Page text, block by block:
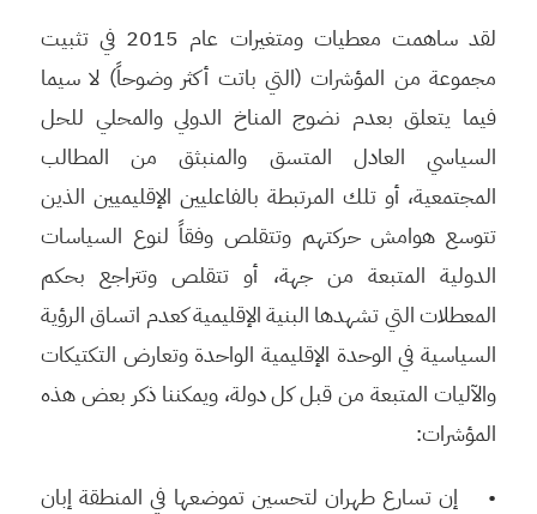
لقد ساهمت معطيات ومتغيرات عام 2015 في تثبيت
مجموعة من المؤشرات (التي باتت أكثر وضوحاً) لا سيما
فيما يتعلق بعدم نضوج المناخ الدولي والمحلي للحل
السياسي العادل المتسق والمنبثق من المطالب
المجتمعية، أو تلك المرتبطة بالفاعليين الإقليميين الذين
تتوسع هوامش حركتهم وتتقلص وفقاً لنوع السياسات
الدولية المتبعة من جهة، أو تتقلص وتتراجع بحكم
المعطلات التي تشهدها البنية الإقليمية كعدم اتساق الرؤية
السياسية في الوحدة الإقليمية الواحدة وتعارض التكتيكات
والآليات المتبعة من قبل كل دولة، ويمكننا ذكر بعض هذه
المؤشرات:
• إن تسارع طهران لتحسين تموضعها في المنطقة إبان